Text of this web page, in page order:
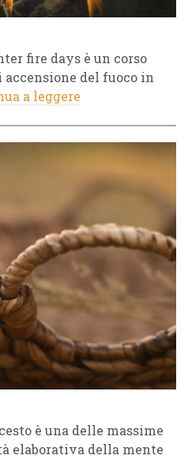
fire days è un corso
del fuoco in
a leggere
è una delle massime
elaborativa della mente